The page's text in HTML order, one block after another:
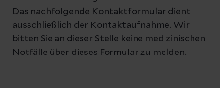
Das nachfolgende Kontaktformular dient
ausschließlich der Kontaktaufnahme. Wir
bitten Sie an dieser Stelle keine medizinischen
Notfälle über dieses Formular zu melden.